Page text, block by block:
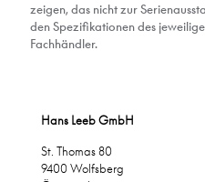
zeigen, das nicht zur
den Spezifikationen des
Fachhändler.
Hans Leeb GmbH
St. Thomas 80
9400 Wolfsberg